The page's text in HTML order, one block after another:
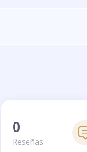
0
Reseñas